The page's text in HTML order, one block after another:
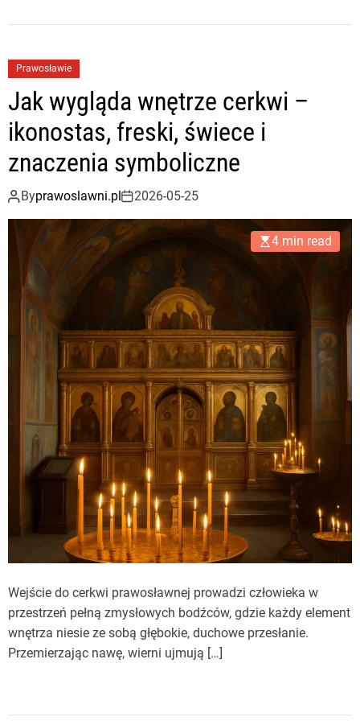
Prawosławie
Jak wygląda wnętrze cerkwi –
ikonostas, freski, świece i
znaczenia symboliczne
Byprawoslawni.pl 2026-05-25
4 min read
Wejście do cerkwi prawosławnej prowadzi człowieka w
przestrzeń pełną zmysłowych bodźców, gdzie każdy element
wnętrza niesie ze sobą głębokie, duchowe przesłanie.
Przemierzając nawę, wierni ujmują […]